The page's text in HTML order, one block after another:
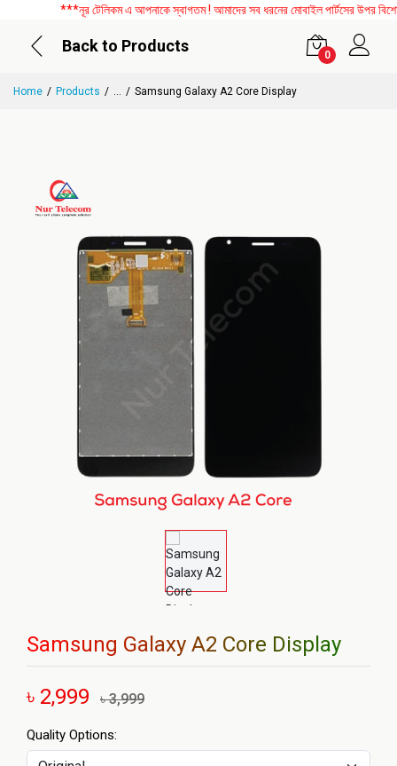
***নূর টেলিকম এ আপনাকে স্বাগতম ! আমাদের সব ধরনের মোবাইল পার্টসের উপর
Back to Products
0
Home Products ... Samsung Galaxy A2 Core Display
Samsung Galaxy A2 Core Display
৳ 2,999 ৳ 3,999
Quality Options: